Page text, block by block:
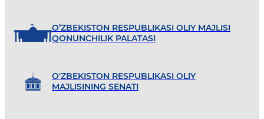
O’ZBEKISTON RESPUBLIKASI OLIY MAJLISI
QONUNCHILIK PALATASI
O'ZBEKISTON RESPUBLIKASI OLIY
MAJLISINING SENATI